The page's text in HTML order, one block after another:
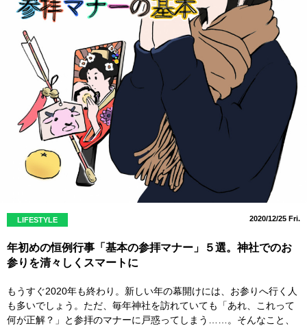
LIFESTYLE 2020/12/25 Fri.
年初めの恒例行事「基本の参拝マナー」５選。神社でのお
参りを清々しくスマートに
もうすぐ2020年も終わり。新しい年の幕開けには、お参りへ行く人
も多いでしょう。ただ、毎年神社を訪れていても「あれ、これって
何が正解？」と参拝のマナーに戸惑ってしまう……。そんなこと、